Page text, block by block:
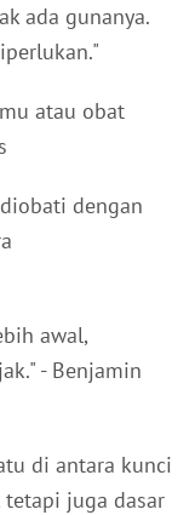
ada gunanya.
atau obat
dengan
awal,
- Benjamin
di antara kunci
juga dasar